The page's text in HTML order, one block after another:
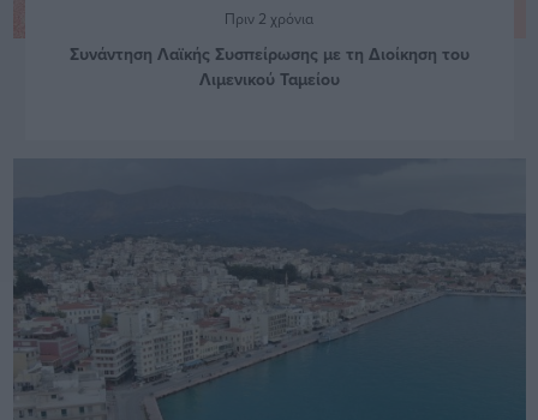
Πριν 2 χρόνια
Συνάντηση Λαϊκής Συσπείρωσης με τη Διοίκηση του
Λιμενικού Ταμείου